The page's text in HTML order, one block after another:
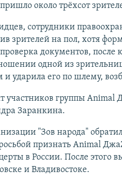
около трёхсот
сотрудники
зрителей на пол, хотя
проверка документов,
одной из
ударила его по шлему,
участников группы Animal
Заранкина.
"Зов народа"
признать Animal
в России. После этого
и Владивостоке.